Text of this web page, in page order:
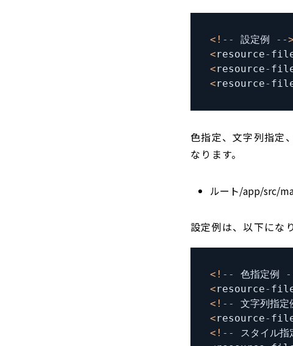
< ! -- 設定例 -->
<resource-
<resource-
<resource-
色指定、文字列指定
なります。
ルート/app/src/
設定例は、以下になり
< ! -- 色指定例
<resource-
< ! -- 文字列指定
<resource-
< ! -- スタイル指